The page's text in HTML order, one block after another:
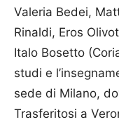
Valeria Bedei,
Rinaldi, Eros
Italo Bosetto
studi e
sede di Milano,
Trasferitosi a